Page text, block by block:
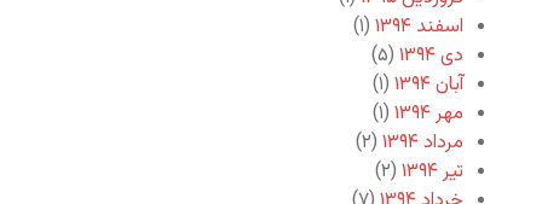
اسفند ۱۳۹۴
(۱)
دی ۱۳۹۴
(۵)
آبان ۱۳۹۴
(۱)
مهر ۱۳۹۴
(۱)
مرداد ۱۳۹۴
(۲)
تیر ۱۳۹۴
(۲)